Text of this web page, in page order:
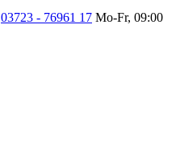
03723 - 76961 17 Mo-Fr, 09:00